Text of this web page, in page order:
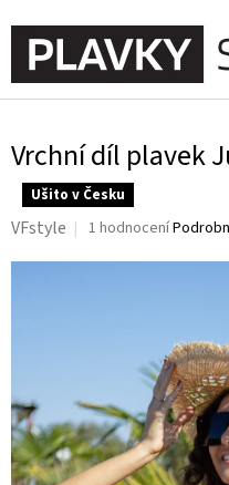
na
obsah
Vrchní díl plavek
Ušito v Česku
Průměrné
produktu
hvězdiček.
1 hodnocení
VFstyle